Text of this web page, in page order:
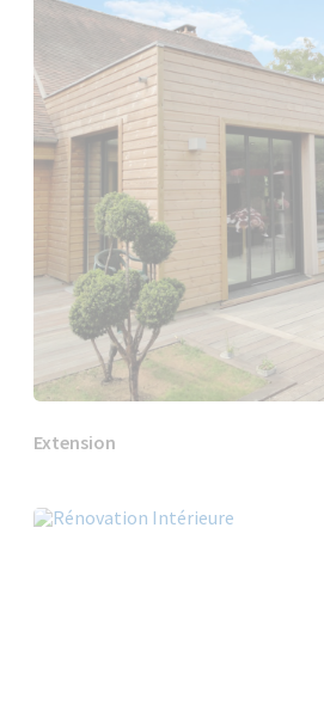
Extension